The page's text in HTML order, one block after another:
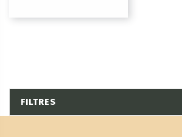
FILTRES